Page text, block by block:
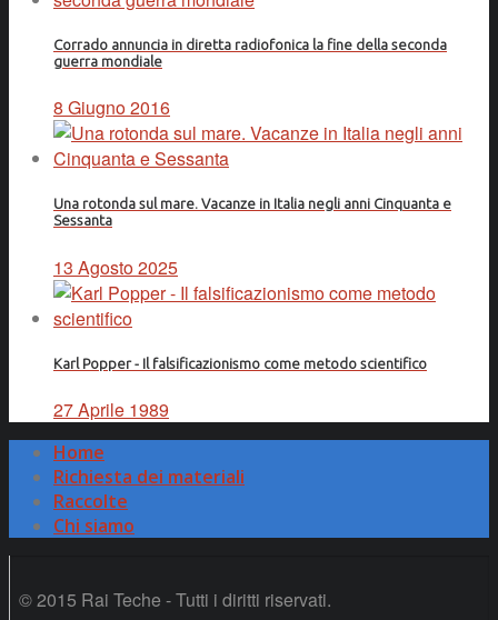
Corrado annuncia in diretta radiofonica la fine della seconda
guerra mondiale
8 Giugno 2016
Una rotonda sul mare. Vacanze in Italia negli anni Cinquanta e
Sessanta
13 Agosto 2025
Karl Popper - Il falsificazionismo come metodo scientifico
27 Aprile 1989
Home
Richiesta dei materiali
Raccolte
Chi siamo
© 2015 Rai Teche - Tutti i diritti riservati.